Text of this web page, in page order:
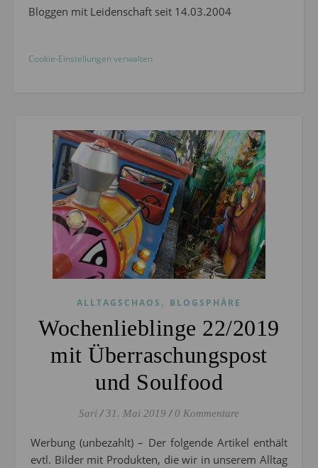
Bloggen mit Leidenschaft seit 14.03.2004
Cookie-Einstellungen verwalten
ALLTAGSCHAOS , BLOGSPHÄRE
Wochenlieblinge 22/2019
mit Überraschungspost
und Soulfood
Sari / 31. Mai 2019 / 0 Kommentare
Werbung (unbezahlt) – Der folgende Artikel enthält
evtl. Bilder mit Produkten, die wir in unserem Alltag